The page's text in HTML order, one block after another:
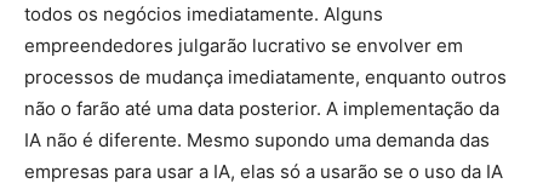
todos os negócios imediatamente. Alguns
empreendedores julgarão lucrativo se envolver em
processos de mudança imediatamente, enquanto outros
não o farão até uma data posterior. A implementação da
IA não é diferente. Mesmo supondo uma demanda das
empresas para usar a IA, elas só a usarão se o uso da IA